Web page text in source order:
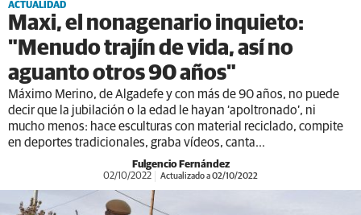
ACTUALIDAD
Maxi, el nonagenario inquieto:
"Menudo trajín de vida, así no
aguanto otros 90 años"
Máximo Merino, de Algadefe y con más de 90 años, no puede
decir que la jubilación o la edad le hayan ‘apoltronado’, ni
mucho menos: hace esculturas con material reciclado, compite
en deportes tradicionales, graba vídeos, canta...
Fulgencio Fernández
02/10/2022 Actualizado a 02/10/2022